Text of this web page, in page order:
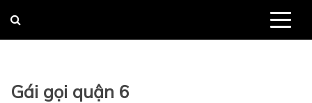
Gái gọi quận 6